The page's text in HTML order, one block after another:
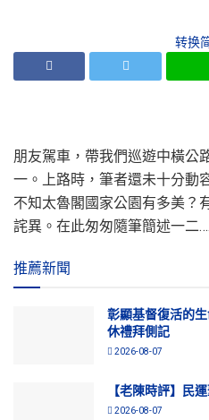
转换
朋友駕車，帶我們巡遊中橫公
一。上路時，筆者還未十分動
不知太魯閣國家公園有多美？
詫異。在此匆匆隨筆簡述一二
推薦新聞
彰顯基督復活的
休禮拜側記
2026-08-07
【老陳時評】民
2026-08-07